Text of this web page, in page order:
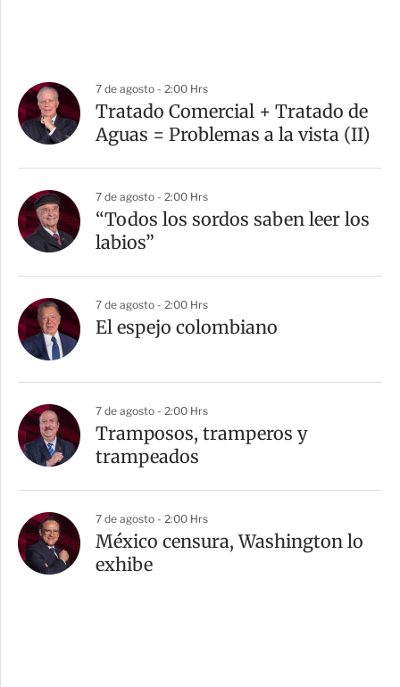
7 de agosto - 2:00 Hrs
Tratado Comercial + Tratado de
Aguas = Problemas a la vista (II)
7 de agosto - 2:00 Hrs
“Todos los sordos saben leer los
labios”
7 de agosto - 2:00 Hrs
El espejo colombiano
7 de agosto - 2:00 Hrs
Tramposos, tramperos y
trampeados
7 de agosto - 2:00 Hrs
México censura, Washington lo
exhibe